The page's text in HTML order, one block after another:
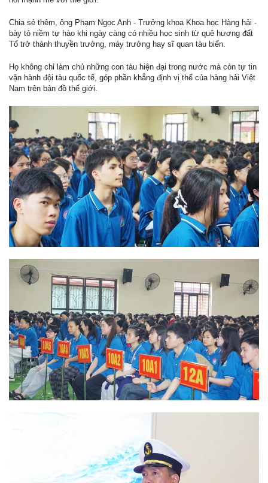
Chia sẻ thêm, ông Phạm Ngọc Anh - Trưởng khoa Khoa học Hàng hải -
bày tỏ niềm tự hào khi ngày càng có nhiều học sinh từ quê hương đất
Tổ trở thành thuyền trưởng, máy trưởng hay sĩ quan tàu biển.
Họ không chỉ làm chủ những con tàu hiện đại trong nước mà còn tự tin
vận hành đội tàu quốc tế, góp phần khẳng định vị thế của hàng hải Việt
Nam trên bản đồ thế giới.